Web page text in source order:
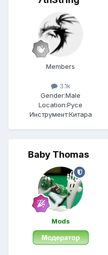
Members
3.1k
Gender:Male
Location:Русе
Инструмент:Китара
Baby Thomas
Mods